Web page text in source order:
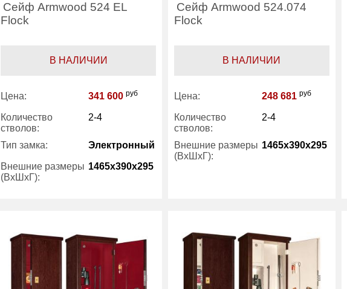
Сейф Armwood 524 EL
Flock
В НАЛИЧИИ
Цена: 341 600 руб
Количество
стволов:
2-4
Тип замка: Электронный
Внешние размеры
(ВхШхГ):
1465x390x295
Производитель: ArmWood
Сейф Armwood 524.074
Flock
В НАЛИЧИИ
Цена: 248 681 руб
Количество
стволов:
2-4
Внешние размеры
(ВхШхГ):
1465x390x295
Производитель: ArmWood